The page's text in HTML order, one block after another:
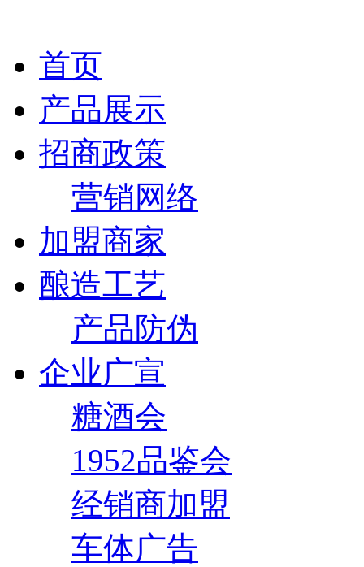
首页
产品展示
招商政策
营销网络
加盟商家
酿造工艺
产品防伪
企业广宣
糖酒会
1952品鉴会
经销商加盟
车体广告